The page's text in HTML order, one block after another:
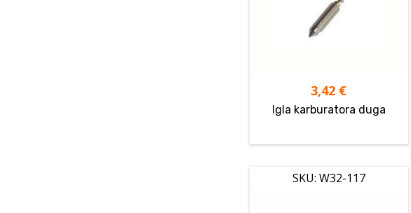
3,42 €
Igla karburatora duga
SKU: W32-117